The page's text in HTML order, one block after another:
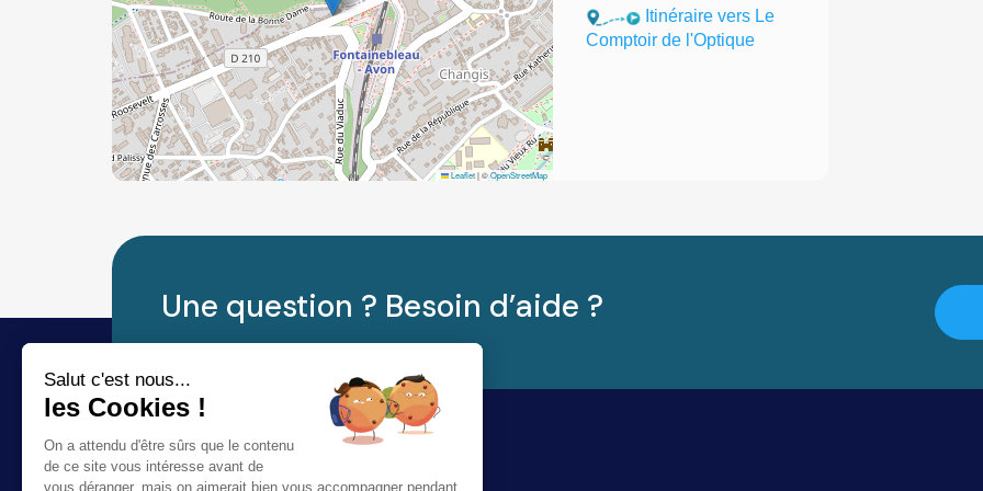
Leaflet|©OpenStreetMap
Itinéraire vers Le
Comptoir de l'Optique
Une question ? Besoin d’aide ?
Salut c'est nous...
les Cookies !
On a attendu d'être sûrs que le contenu
de ce site vous intéresse avant de
vous déranger, mais on aimerait bien vous accompagner pendant